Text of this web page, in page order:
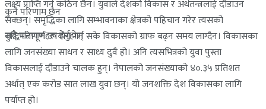
कुनै परिणाम छैन
सबै परिणामहरू हेर्नुहोस्
लक्ष्य प्राप्ति गर्न कठिन छैन। युवाले देशको विकास र अर्थतन्त्रलाई दौडाउन
सक्छन्। समृद्धिका लागि सम्भावनाका क्षेत्रको पहिचान गरेर त्यसको
बुद्धिमत्तापूर्ण उपयोग गर्न सके विकासको ग्राफ बढ्न समय लाग्दैन। विकासका
लागि जनसंख्या साधन र साध्य दुवै हो। अनि त्यसभित्रको युवा पुस्ता
विकासलाई दौडाउने चालक हुन्। नेपालको जनसंख्याको ४०.३५ प्रतिशत
अर्थात् एक करोड सात लाख युवा छन्। यो जनशक्ति देश विकासका लागि
पर्याप्त हो।